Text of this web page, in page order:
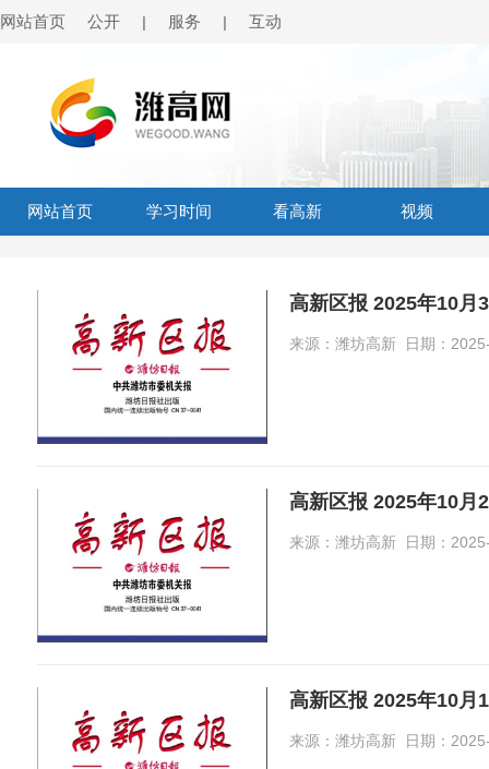
网站首页 公开 | 服务 | 互动
网站首页 学习时间 看高新 视频
高新区报 2025年10月
来源：潍坊高新 日期：
高新区报 2025年10月
来源：潍坊高新 日期：
高新区报 2025年10月
来源：潍坊高新 日期：